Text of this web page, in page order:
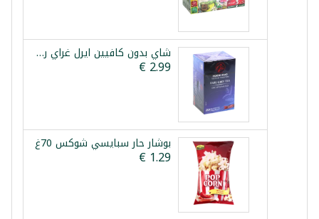
شاي بدون كافيين ايرل غراي راس الحصان 20 ظرف
بوشار حار سبايسي شوكس 70غ